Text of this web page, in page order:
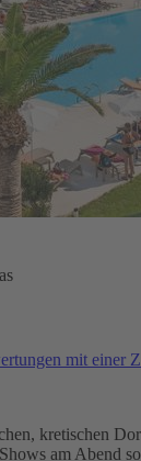
mit einer
kretischen
am Abend